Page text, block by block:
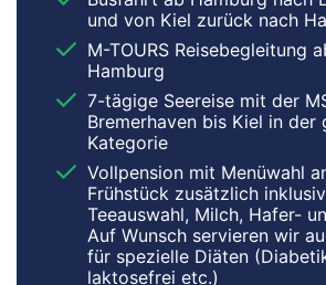
und von Kiel zurück nach
M-TOURS Reisebegleitung
Hamburg
7-tägige Seereise mit der
Bremerhaven bis Kiel in der
Kategorie
Vollpension mit Menüwahl
Frühstück zusätzlich
Teeauswahl, Milch, Hafer-
Auf Wunsch servieren wir
für spezielle Diäten
laktosefrei etc.)